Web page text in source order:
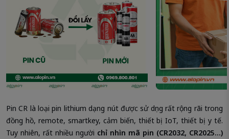
Pin CR là loại pin lithium dạng nút được sử dụng rất rộng rãi trong
đồng hồ, remote, smartkey, cảm biến, thiết bị IoT, thiết bị y tế.
Tuy nhiên, rất nhiều người chỉ nhìn mã pin (CR2032, CR2025…)